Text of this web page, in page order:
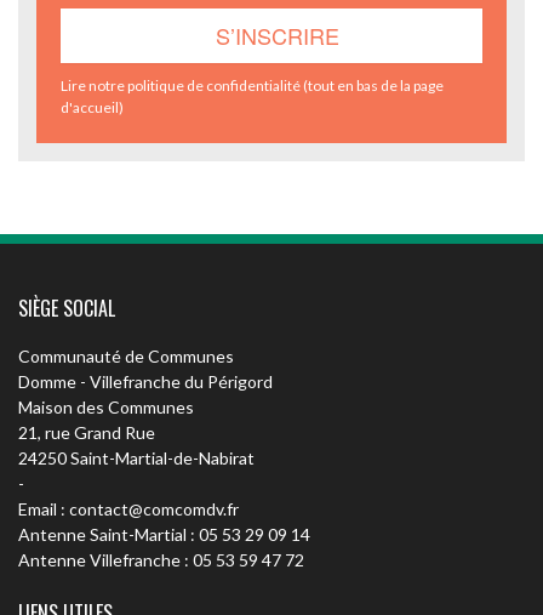
Lire notre politique de confidentialité (tout en bas de la page
d'accueil)
SIÈGE SOCIAL
Communauté de Communes
Domme - Villefranche du Périgord
Maison des Communes
21, rue Grand Rue
24250 Saint-Martial-de-Nabirat
-
Email : contact@comcomdv.fr
Antenne Saint-Martial : 05 53 29 09 14
Antenne Villefranche : 05 53 59 47 72